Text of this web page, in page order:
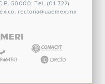
50000. Tel. (01-722)
rectoria@uaemex.mx